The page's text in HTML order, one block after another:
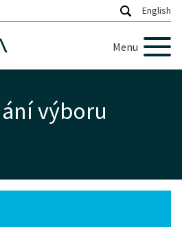
English
Menu
výboru